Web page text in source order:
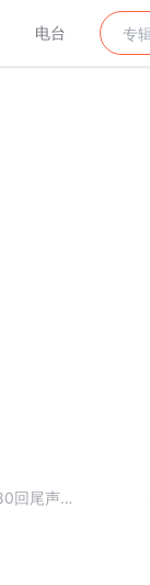
电台
回尾声